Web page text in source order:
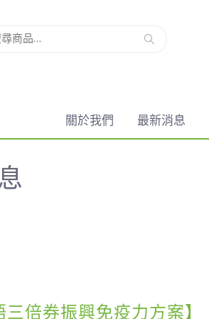
搜尋
關於我們 最新消息
三倍券振興免疫力方案】